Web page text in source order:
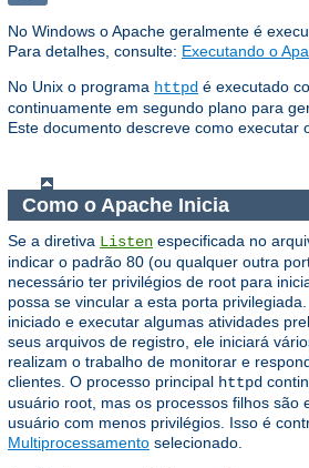
No Windows o Apache geralmente é
Para detalhes, consulte: Executando o
No Unix o programa httpd é executado
continuamente em segundo plano para
Este documento descreve como executar
Como o Apache Inicia
Se a diretiva Listen especificada no
indicar o padrão 80 (ou qualquer outra
necessário ter privilégios de root para
possa se vincular a esta porta
iniciado e executar algumas atividades
seus arquivos de registro, ele iniciará
realizam o trabalho de monitorar e
clientes. O processo principal httpd
usuário root, mas os processos filhos são
usuário com menos privilégios. Isso é
Multiprocessamento selecionado.